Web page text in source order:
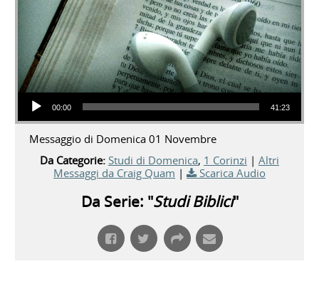
Audio Player
00:00 41:23
Messaggio di Domenica 01 Novembre
Da Categorie: Studi di Domenica, 1 Corinzi | Altri
Messaggi da Craig Quam | Scarica Audio
Da Serie: "Studi Biblici"